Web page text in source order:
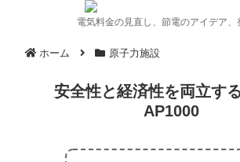
電気料金の見直し、節電のアイデア、
ホーム 原子力施設
安全性と経済性を両立す
AP1000